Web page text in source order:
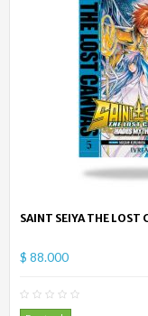
SAINT SEIYA THE LOST
$ 88.000